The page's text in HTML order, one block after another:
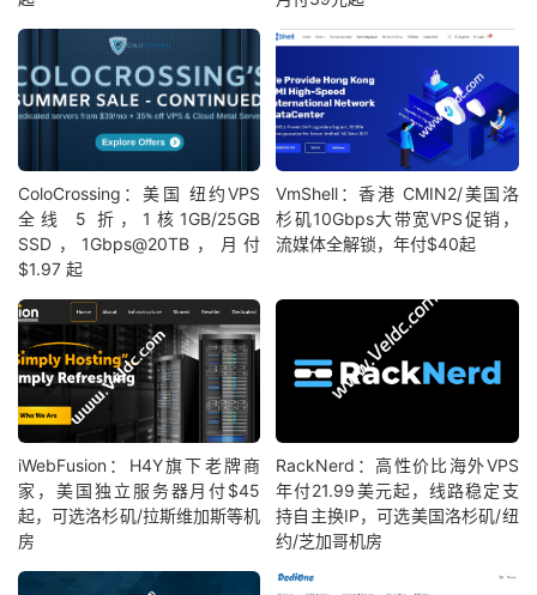
ColoCrossing：美国 纽约VPS
全线 5 折，1核1GB/25GB
SSD，1Gbps@20TB，月付
$1.97 起
VmShell：香港 CMIN2/美国洛
杉矶10Gbps大带宽VPS促销，
流媒体全解锁，年付$40起
iWebFusion：H4Y旗下老牌商
家，美国独立服务器月付$45
起，可选洛杉矶/拉斯维加斯等机
房
RackNerd：高性价比海外VPS
年付21.99美元起，线路稳定支
持自主换IP，可选美国洛杉矶/纽
约/芝加哥机房